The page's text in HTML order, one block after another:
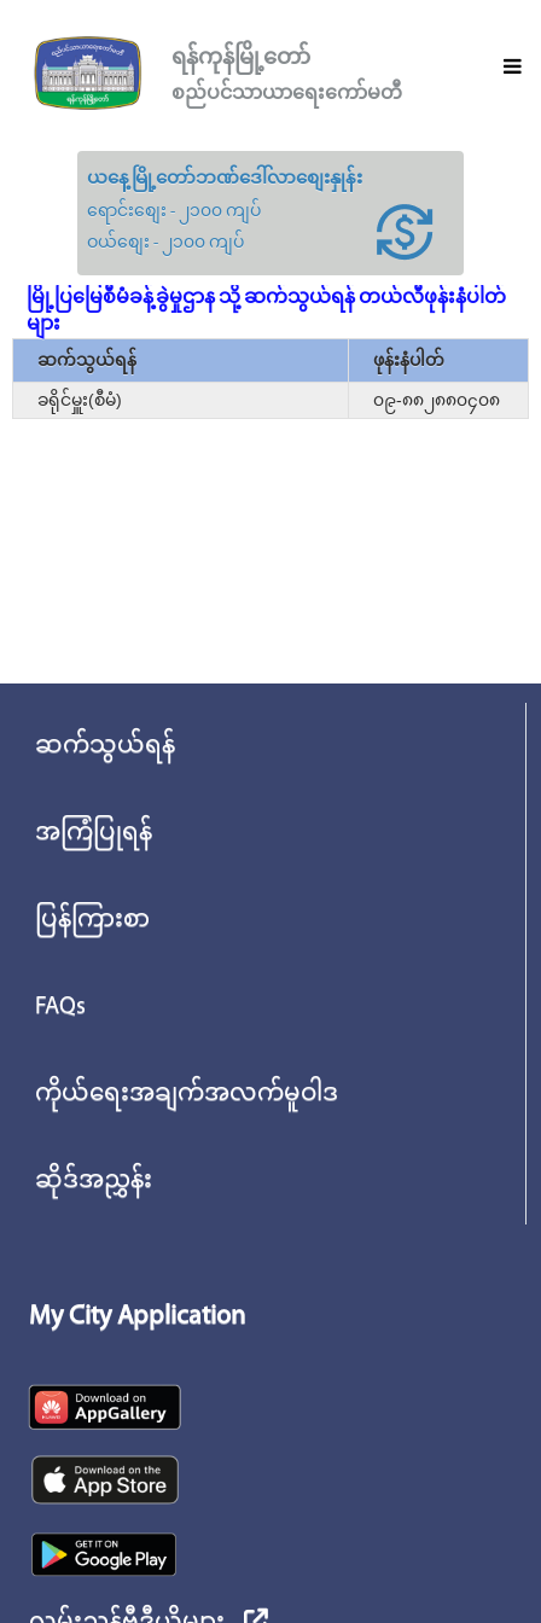
ရန်ကုန်မြို့တော်
စည်ပင်သာယာရေးကော်မတီ
ယနေ့မြို့တော်ဘဏ်ဒေါ်လာစျေးနှုန်း
ရောင်းစျေး - ၂၁၀၀ ကျပ်
ဝယ်စျေး - ၂၁၀၀ ကျပ်
မြို့ပြမြေစီမံခန့်ခွဲမှုဌာန သို့ ဆက်သွယ်ရန် တယ်လီဖုန်းနံပါတ်
များ
ဆက်သွယ်ရန်
ဖုန်းနံပါတ်
ခရိုင်မှူး(စီမံ) ၀၉-၈၈၂၈၈၀၄၀၈
ဆက်သွယ်ရန်
အကြံပြုရန်
ပြန်ကြားစာ
FAQs
ကိုယ်ရေးအချက်အလက်မူဝါဒ
ဆိုဒ်အညွှန်း
My City Application